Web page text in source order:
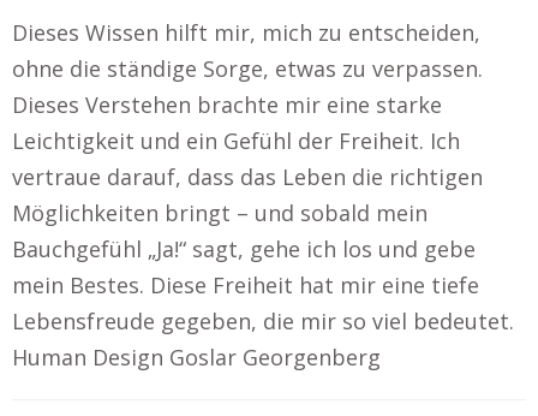
Dieses Wissen hilft mir, mich zu entscheiden,
ohne die ständige Sorge, etwas zu verpassen.
Dieses Verstehen brachte mir eine starke
Leichtigkeit und ein Gefühl der Freiheit. Ich
vertraue darauf, dass das Leben die richtigen
Möglichkeiten bringt – und sobald mein
Bauchgefühl „Ja!“ sagt, gehe ich los und gebe
mein Bestes. Diese Freiheit hat mir eine tiefe
Lebensfreude gegeben, die mir so viel bedeutet.
Human Design Goslar Georgenberg